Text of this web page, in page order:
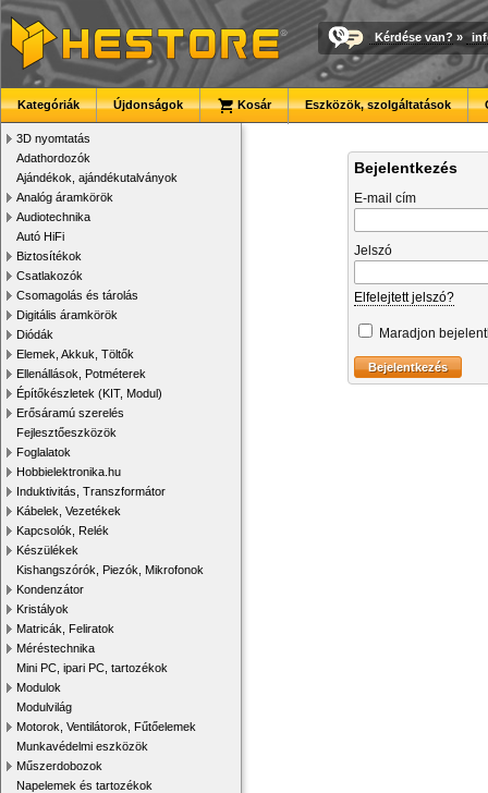
Kérdése van? »
Kategóriák Újdonságok Kosár Eszközök, szolgáltatások
3D nyomtatás
Adathordozók
Ajándékok, ajándékutalványok
Analóg áramkörök
Audiotechnika
Autó HiFi
Biztosítékok
Csatlakozók
Csomagolás és tárolás
Digitális áramkörök
Diódák
Elemek, Akkuk, Töltők
Ellenállások, Potméterek
Építőkészletek (KIT, Modul)
Erősáramú szerelés
Fejlesztőeszközök
Foglalatok
Hobbielektronika.hu
Induktivitás, Transzformátor
Kábelek, Vezetékek
Kapcsolók, Relék
Készülékek
Kishangszórók, Piezók, Mikrofonok
Kondenzátor
Kristályok
Matricák, Feliratok
Méréstechnika
Mini PC, ipari PC, tartozékok
Modulok
Modulvilág
Motorok, Ventilátorok, Fűtőelemek
Munkavédelmi eszközök
Műszerdobozok
Napelemek és tartozékok
Bejelentkezés
E-mail cím
Jelszó
Elfelejtett jelszó?
Maradjon